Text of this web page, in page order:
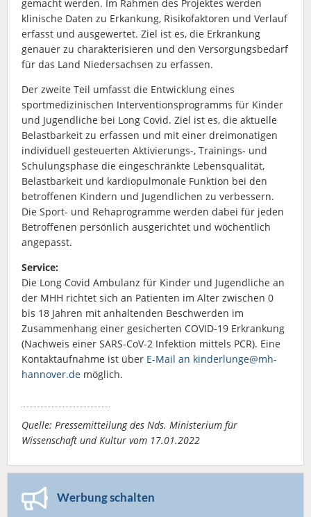
gemacht werden. Im Rahmen des Projektes werden
klinische Daten zu Erkankung, Risikofaktoren und Verlauf
erfasst und ausgewertet. Ziel ist es, die Erkrankung
genauer zu charakterisieren und den Versorgungsbedarf
für das Land Niedersachsen zu erfassen.
Der zweite Teil umfasst die Entwicklung eines
sportmedizinischen Interventionsprogramms für Kinder
und Jugendliche bei Long Covid. Ziel ist es, die aktuelle
Belastbarkeit zu erfassen und mit einer dreimonatigen
individuell gesteuerten Aktivierungs-, Trainings- und
Schulungsphase die eingeschränkte Lebensqualität,
Belastbarkeit und kardiopulmonale Funktion bei den
betroffenen Kindern und Jugendlichen zu verbessern.
Die Sport- und Rehaprogramme werden dabei für jeden
Betroffenen persönlich ausgerichtet und wöchentlich
angepasst.
Service:
Die Long Covid Ambulanz für Kinder und Jugendliche an
der MHH richtet sich an Patienten im Alter zwischen 0
bis 18 Jahren mit anhaltenden Beschwerden im
Zusammenhang einer gesicherten COVID-19 Erkrankung
(Nachweis einer SARS-CoV-2 Infektion mittels PCR). Eine
Kontaktaufnahme ist über E-Mail an kinderlunge@mh-
hannover.de möglich.
Quelle: Pressemitteilung des Nds. Ministerium für
Wissenschaft und Kultur vom 17.01.2022
Werbung schalten